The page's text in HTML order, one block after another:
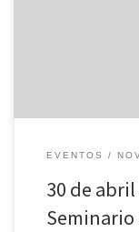
EVENTOS
30 de